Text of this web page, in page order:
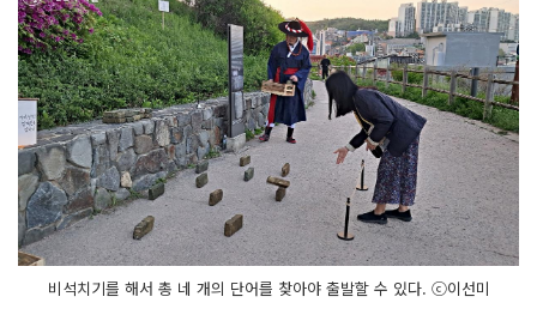
비석치기를 해서 총 네 개의 단어를 찾아야 출발할 수 있다. ⓒ이선미